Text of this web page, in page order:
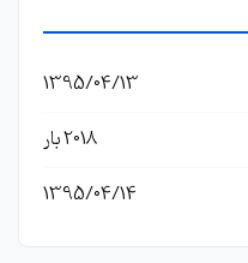
1395/04/13
2018 بار
1395/04/14